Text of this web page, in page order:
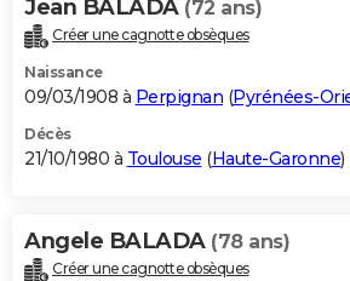
Jean BALADA (72 ans)
Créer une cagnotte obsèques
Naissance
09/03/1908 à Perpignan (Pyrénées-
Décès
21/10/1980 à Toulouse (Haute-Garonne)
Angele BALADA (78 ans)
Créer une cagnotte obsèques